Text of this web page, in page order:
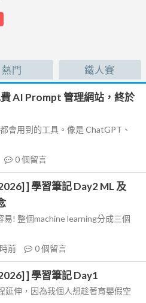
熱門 鐵人賽
費 AI Prompt 管理網站，終於
會用到的工具。像是 ChatGPT、
0個留言
] 學習筆記 Day2 ML 及
! 整個machine learning分成三個
前 0個留言
] 學習筆記 Day1
延伸，因為我個人想趁著育嬰假空